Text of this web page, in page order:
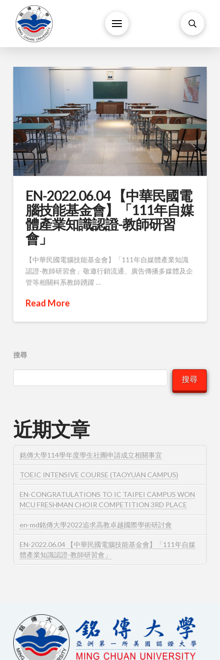
EN-2022.06.04 【中華民國電
腦技能基金會】「111年自媒
體產業知識認證-教師研習
會」
【中華民國電腦技能基金會】「111年自媒體產業知識
認證-教師研習會」敬邀行銷流通、廣告傳播多媒體及企
管等相關科系教師踴躍 …
Read More
搜尋
搜尋
近期文章
銘傳大學114學年度學生社團申請成立相關事宜
TOEIC INTENSIVE COURSE (TAOYUAN CAMPUS)
EN-CONGRATULATIONS TO IC TAIPEI CAMPUS WON
MCU FRESHMAN CHOIR COMPETITION 3RD PLACE
en-md銘傳大學2022追求高教卓越國際學術研討會
EN-2022.06.04 【中華民國電腦技能基金會】「111年自媒
體產業知識認證-教師研習會」